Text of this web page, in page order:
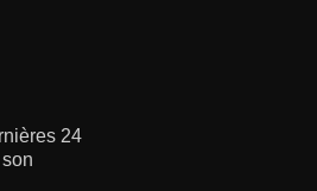
24